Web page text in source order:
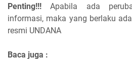
Penting!!! Apabila ada
informasi, maka yang berlaku
resmi UNDANA
Baca juga :